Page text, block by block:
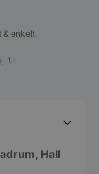
& enkelt.
till
Hall